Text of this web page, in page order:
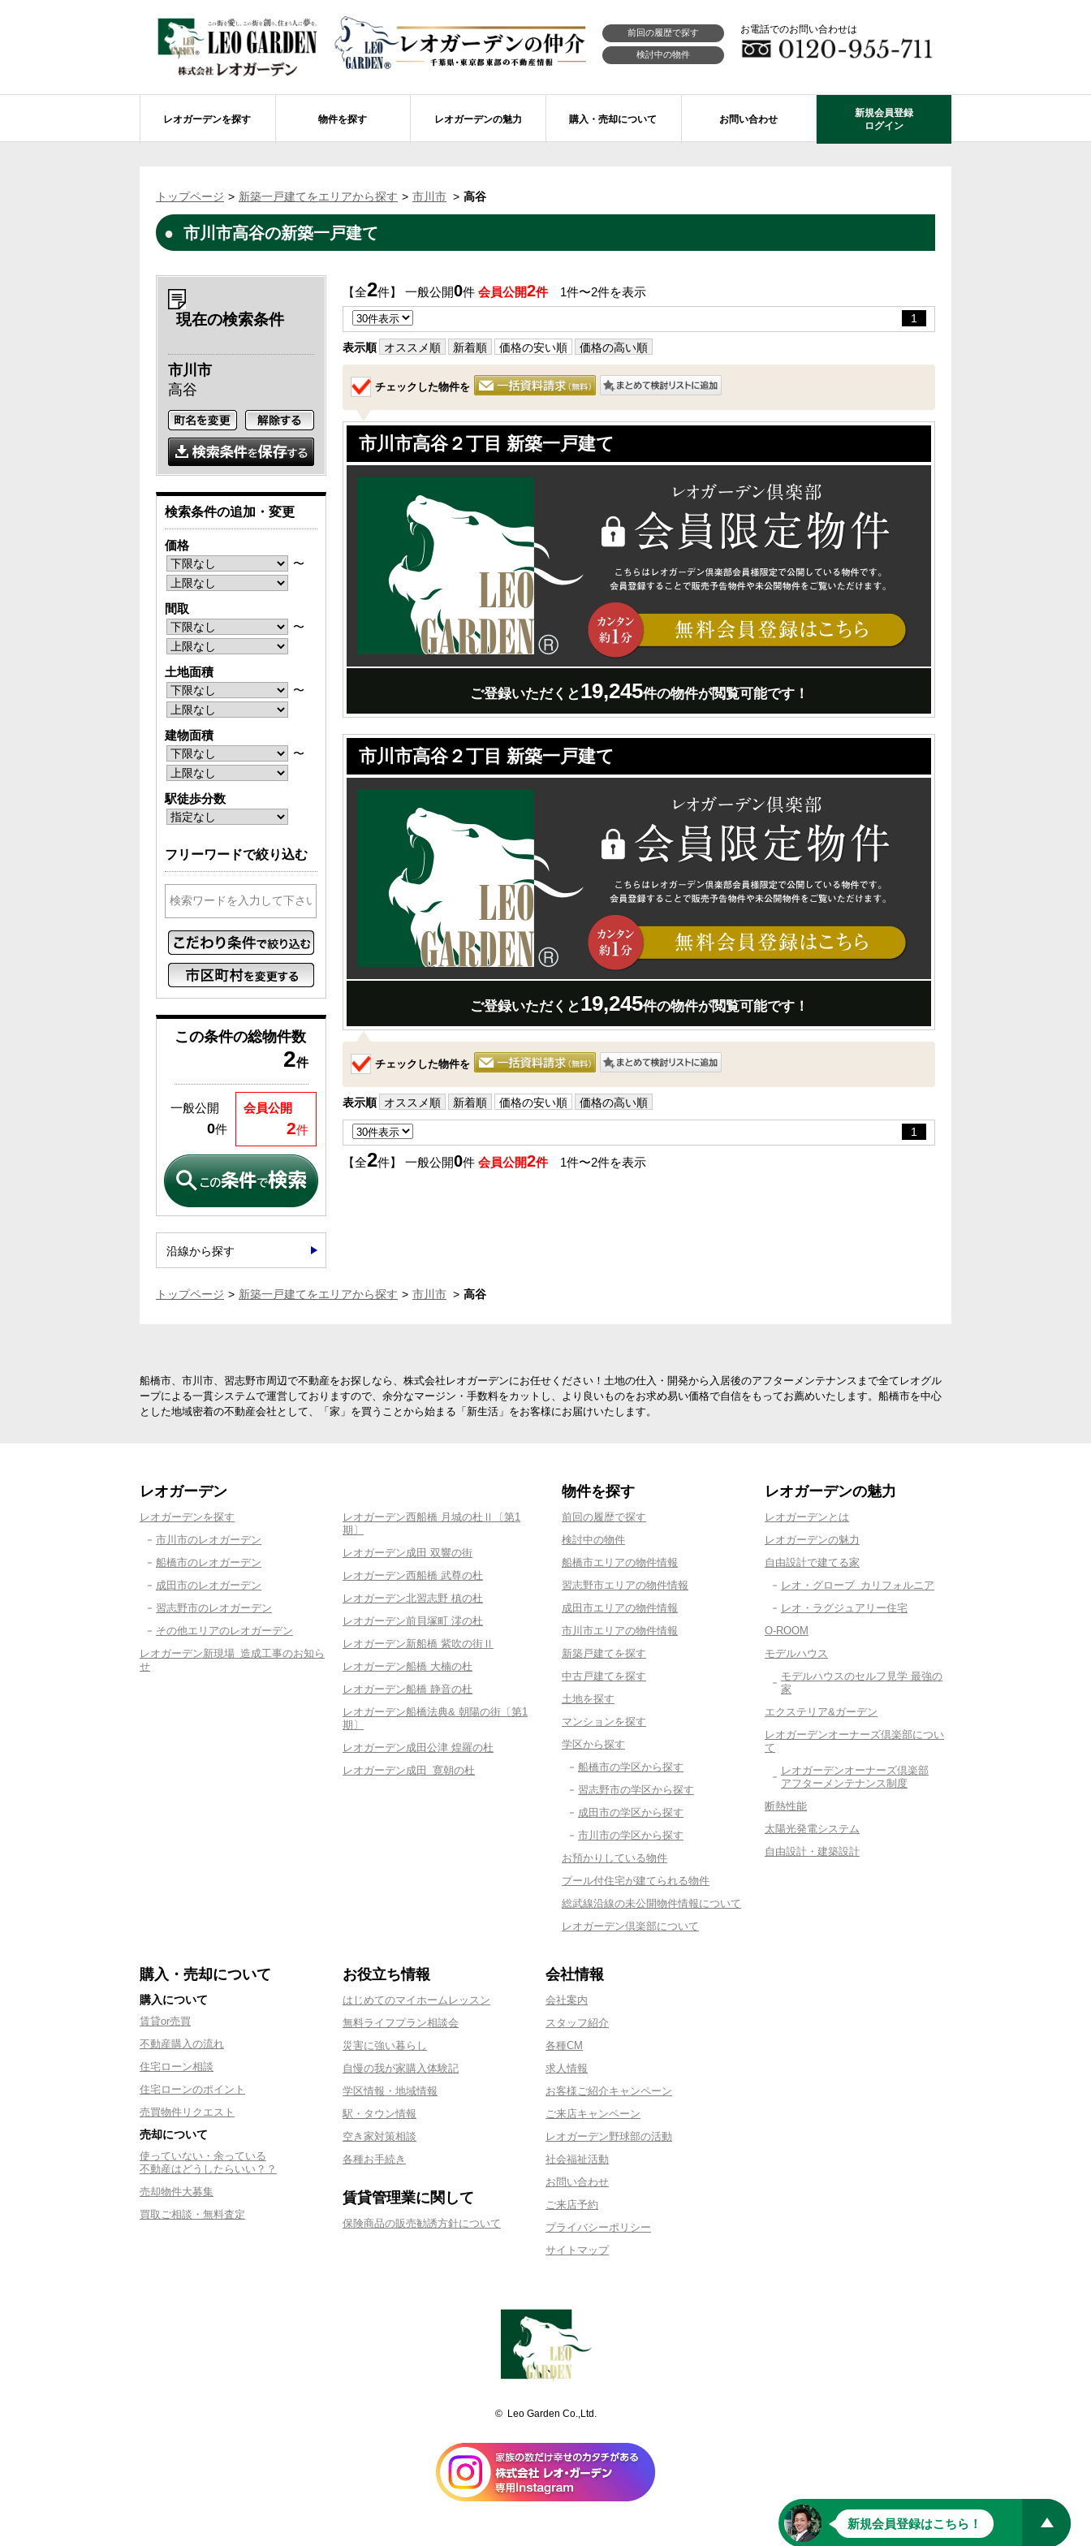
前回の履歴で探す
検討中の物件
お電話でのお問い合わせは
レオガーデンを探す
成田市のレオガーデン
レオガーデン新現場 造成工事のお知らせ
レオガーデン船橋 大楠の杜
レオガーデン船橋法典 朝陽の街〔第1期〕 レオガーデン成田公津 煌羅の杜 レオガーデン成田 寛朝の杜
物件を探す
市川市エリアの物件情報
土地を探す
お預かりしている物件
総武線沿線の未公開物件情報について レオガーデン倶楽部について
レオガーデンの魅力
レオ・グローブ カリフォルニア
モデルハウス
自由設計・建築設計
購入・売却について
住宅ローンのポイント
売却物件大募集
お問い合わせ
新規会員登録
ログイン
トップページ 新築一戸建てをエリアから探す 市川市 高谷
市川市高谷の新築一戸建て
【全2件】 一般公開0件 会員公開2件1件〜2件を表示
1
表示順 オススメ順 新着順 価格の安い順 価格の高い順
チェックした物件を
市川市高谷２丁目 新築一戸建て
ご登録いただくと19,245件の物件が閲覧可能です！
市川市高谷２丁目 新築一戸建て
ご登録いただくと19,245件の物件が閲覧可能です！
チェックした物件を
表示順 オススメ順 新着順 価格の安い順 価格の高い順
1
【全2件】 一般公開0件 会員公開2件1件〜2件を表示
現在の検索条件
市川市
高谷
検索条件の追加・変更
価格
〜
間取
〜
土地面積
〜
建物面積
〜
駅徒歩分数
フリーワードで絞り込む
この条件の総物件数
2件
会員公開
2件
一般公開
0件
沿線から探す
トップページ 新築一戸建てをエリアから探す 市川市 高谷
船橋市、市川市、習志野市周辺で不動産をお探しなら、株式会社レオガーデンにお任せください！土地の仕入・開発から入居後のアフターメンテナンスまで全てレオグル
ープによる一貫システムで運営しておりますので、余分なマージン・手数料をカットし、より良いものをお求め易い価格で自信をもってお薦めいたします。船橋市を中心
とした地域密着の不動産会社として、「家」を買うことから始まる「新生活」をお客様にお届けいたします。
レオガーデン
レオガーデンを探す
市川市のレオガーデン
船橋市のレオガーデン
成田市のレオガーデン
習志野市のレオガーデン
その他エリアのレオガーデン
レオガーデン新現場 造成工事のお知ら
せ
レオガーデン西船橋 月城の杜Ⅱ〔第1
期〕
レオガーデン成田 双響の街
レオガーデン西船橋 武尊の杜
レオガーデン北習志野 槙の杜
レオガーデン前貝塚町 澪の杜
レオガーデン新船橋 紫吹の街Ⅱ
レオガーデン船橋 大楠の杜
レオガーデン船橋 静音の杜
レオガーデン船橋法典& 朝陽の街〔第1
期〕
レオガーデン成田公津 煌羅の杜
レオガーデン成田 寛朝の杜
物件を探す
前回の履歴で探す
検討中の物件
船橋市エリアの物件情報
習志野市エリアの物件情報
成田市エリアの物件情報
市川市エリアの物件情報
新築戸建てを探す
中古戸建てを探す
土地を探す
マンションを探す
学区から探す
船橋市の学区から探す
習志野市の学区から探す
成田市の学区から探す
市川市の学区から探す
お預かりしている物件
プール付住宅が建てられる物件
総武線沿線の未公開物件情報について
レオガーデン倶楽部について
レオガーデンの魅力
レオガーデンとは
レオガーデンの魅力
自由設計で建てる家
レオ・グローブ カリフォルニア
レオ・ラグジュアリー住宅
O-ROOM
モデルハウス
モデルハウスのセルフ見学 最強の
家
エクステリア&ガーデン
レオガーデンオーナーズ倶楽部につい
て
レオガーデンオーナーズ倶楽部
アフターメンテナンス制度
断熱性能
太陽光発電システム
自由設計・建築設計
購入・売却について
購入について
賃貸or売買
不動産購入の流れ
住宅ローン相談
住宅ローンのポイント
売買物件リクエスト
売却について
使っていない・余っている
不動産はどうしたらいい？？
売却物件大募集
買取ご相談・無料査定
お役立ち情報
はじめてのマイホームレッスン
無料ライフプラン相談会
災害に強い暮らし
自慢の我が家購入体験記
学区情報・地域情報
駅・タウン情報
空き家対策相談
各種お手続き
賃貸管理業に関して
保険商品の販売勧誘方針について
会社情報
会社案内
スタッフ紹介
各種CM
求人情報
お客様ご紹介キャンペーン
ご来店キャンペーン
レオガーデン野球部の活動
社会福祉活動
お問い合わせ
ご来店予約
プライバシーポリシー
サイトマップ
© Leo Garden Co.,Ltd.